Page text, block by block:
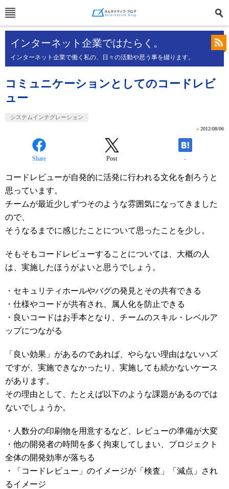
インターネット企業ではたらく。
インターネット企業で働く私の、日々の活動や思う事を綴ります。
コミュニケーションとしてのコードレビ
ュー
システムインテグレーション
» 2012/08/06
Share Post -
コードレビューが自発的に活発に行われる文化を創ろうと
思っています。
チームが最近少しずつそのような雰囲気になってきました
ので、
そうなるまでに感じたことについて思ったことを少し。
そもそもコードレビューすることについては、大概の人
は、実施したほうがよいと思うでしょう。
・セキュリティホールやバグの発見とその共有できる
・仕様やコードが共有され、属人化を防止できる
・良いコードはお手本となり、チームのスキル・レベルア
ップにつながる
「良い効果」があるのであれば、やらない理由はないハズ
ですが、実施できなかったり、実施しても続かないケース
があります。
その理由として、たとえば以下のような課題があるのでは
ないでしょうか。
・人数分の印刷物を用意するなど、レビューの準備が大変
・他の開発者の時間を多く拘束してしまい、プロジェクト
全体の開発効率が落ちる
・「コードレビュー」のイメージが「検査」「減点」され
るイメージ